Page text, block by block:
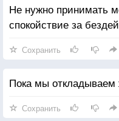
Не нужно принимать
спокойствие за
Сохранить
Пока мы откладываем
Сохранить